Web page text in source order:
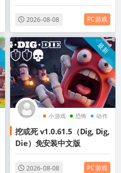
）免安装中文版
2026-08-08 PC游戏
最新
小游戏 恐怖 动作
挖或死 v1.0.61.5（Dig, Dig,
Die）免安装中文版
2026-08-08 PC游戏